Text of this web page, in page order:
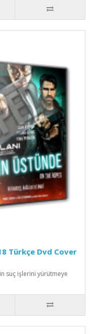
Türkçe Dvd Cover
suç işlerini yürütmeye